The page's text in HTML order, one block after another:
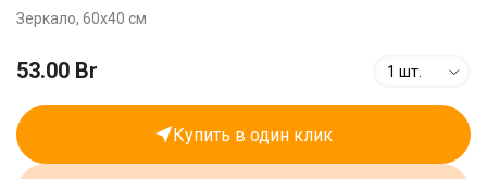
Зеркало, 60х40 см
53.00 Br 1 шт.
Купить в один клик